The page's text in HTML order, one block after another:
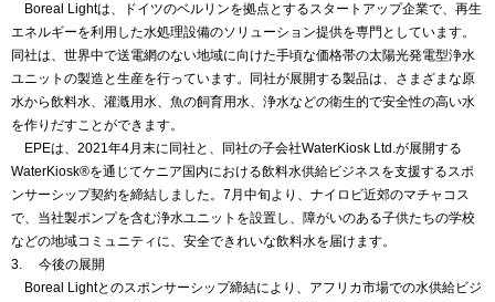
Boreal Lightは、ドイツのベルリンを拠点とするスタートアップ企業で、再生
エネルギーを利用した水処理設備のソリューション提供を専門としています。
同社は、世界中で送電網のない地域に向けた手頃な価格帯の太陽光発電型浄水
ユニットの製造と生産を行っています。同社が展開する製品は、さまざまな原
水から飲料水、灌漑用水、魚の飼育用水、浄水などの衛生的で安全性の高い水
を作りだすことができます。
EPEは、2021年4月末に同社と、同社の子会社WaterKiosk Ltd.が展開する
WaterKiosk®を通じてケニア国内における飲料水供給ビジネスを支援するスポ
ンサーシップ契約を締結しました。7月中旬より、ナイロビ近郊のマチャコス
で、当社製ポンプを含む浄水ユニットを設置し、障がいのある子供たちの学校
などの地域コミュニティに、安全できれいな飲料水を届けます。
3. 今後の展開
Boreal Lightとのスポンサーシップ締結により、アフリカ市場での水供給ビジ